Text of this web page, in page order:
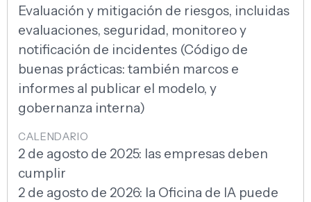
Evaluación y mitigación de riesgos, incluidas
evaluaciones, seguridad, monitoreo y
notificación de incidentes (Código de
buenas prácticas: también marcos e
informes al publicar el modelo, y
gobernanza interna)
2 de agosto de 2025: las empresas deben
cumplir
2 de agosto de 2026: la Oficina de IA puede